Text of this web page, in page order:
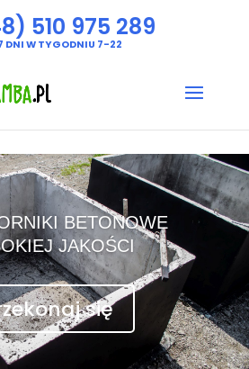
510 975 289
DNI W TYGODNIU 7-22
BETONOWE
JAKOŚCI
się